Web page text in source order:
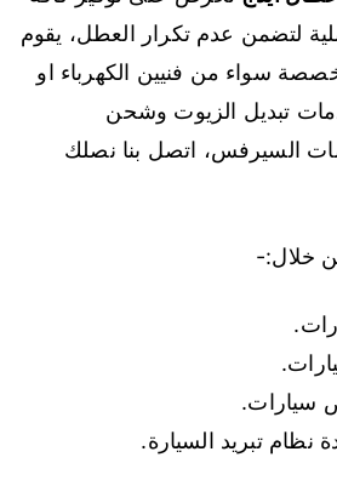
لتضمن عدم تكرار العطل، يقوم
سواء من فنيين الكهرباء او
تبديل الزيوت وشحن
السيرفس، اتصل بنا نصلك
خلال:-
نظام تبريد السيارة.